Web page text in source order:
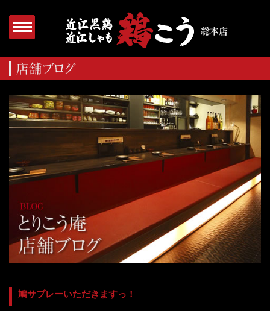
鳩サブレーいただきますっ！